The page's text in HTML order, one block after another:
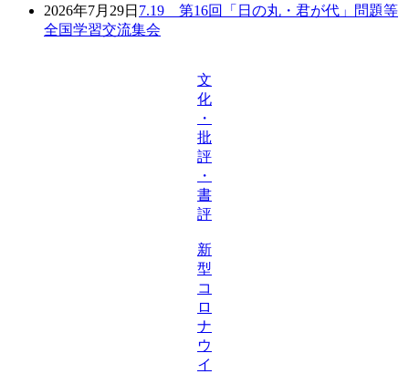
2026年7月29日 7.19 第16回「日の丸・君が代」問題等
全国学習交流集会
文
化
・
批
評
・
書
評
新
型
コ
ロ
ナ
ウ
イ